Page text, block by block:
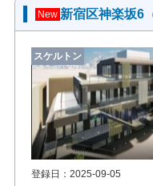
New 新宿区神楽坂6
スケルトン
登録日：2025-09-05